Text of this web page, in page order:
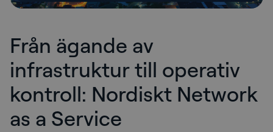
Från ägande av
infrastruktur till operativ
kontroll: Nordiskt Network
as a Service